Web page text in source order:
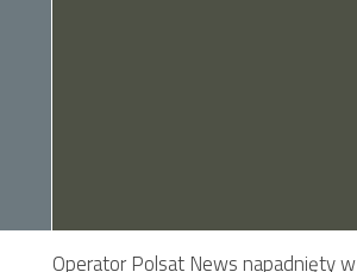
Operator Polsat News napadnięty w